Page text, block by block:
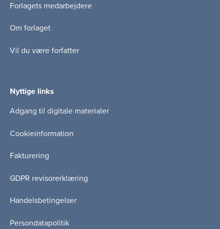
Forlagets medarbejdere
Om forlaget
Vil du være forfatter
Nyttige links
Adgang til digitale materialer
Cookieinformation
Fakturering
GDPR revisorerklæring
Handelsbetingelser
Persondatapolitik